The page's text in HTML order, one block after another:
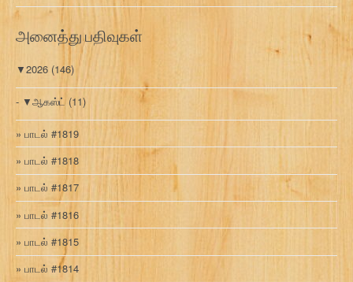
வ
ரி
அனைத்து பதிவுகள்
▼2026 (146)
▼ஆகஸ்ட் (11)
பாடல் #1819
பாடல் #1818
பாடல் #1817
பாடல் #1816
பாடல் #1815
பாடல் #1814